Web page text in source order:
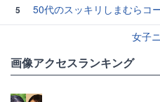
5
50代のスッキリしまむらコ
女子
画像アクセスランキング